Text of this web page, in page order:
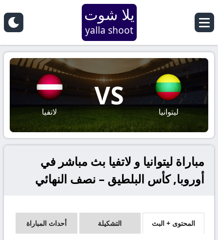
يلا شوت
yalla shoot
ليتوانيا
VS
لاتفيا
مباراة ليتوانيا و لاتفيا بث مباشر في
أوروبا, كأس البلطيق – نصف النهائي
المحتوى + البث التشكيلة أحداث المباراة